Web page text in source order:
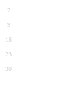
2
9
16
23
30